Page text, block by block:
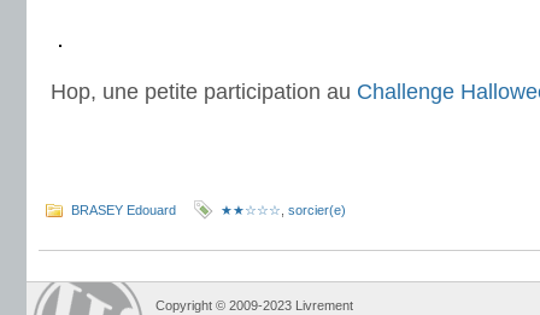
Hop, une petite participation au Challenge
BRASEY Edouard ★★☆☆☆ sorcier(e)
Copyright © 2009-2023 Livrement